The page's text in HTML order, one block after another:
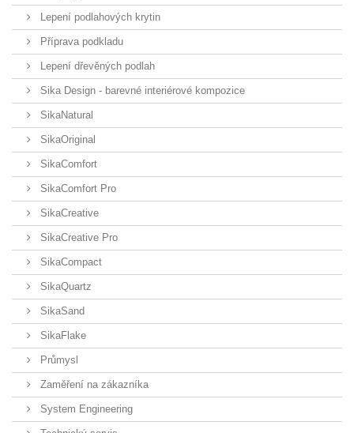
Lepení podlahových krytin
Příprava podkladu
Lepení dřevěných podlah
Sika Design - barevné interiérové kompozice
SikaNatural
SikaOriginal
SikaComfort
SikaComfort Pro
SikaCreative
SikaCreative Pro
SikaCompact
SikaQuartz
SikaSand
SikaFlake
Průmysl
Zaměření na zákazníka
System Engineering